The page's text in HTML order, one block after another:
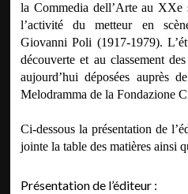
la Commedia dell’Arte au XXe
l’activité du metteur en
Giovanni Poli (1917-1979).
découverte et au classement
aujourd’hui déposées auprès
Melodramma de la Fondazione
Ci-dessous la présentation de
jointe la table des matières ainsi
Présentation de l’éditeur :